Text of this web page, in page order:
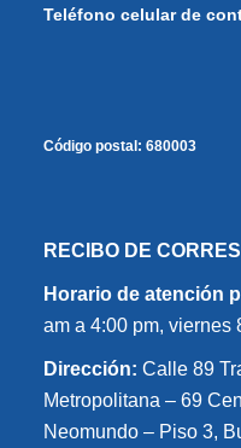
Teléfono celular de
Código postal: 680003
RECIBO DE
Horario de atención
am a 4:00 pm, viernes
Dirección: Calle 89
Metropolitana – 69
Neomundo – Piso 3,